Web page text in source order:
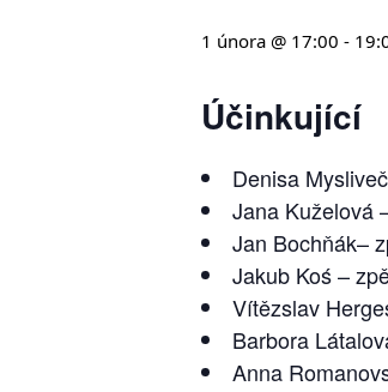
1 února @ 17:00 -
Účinkující
Denisa
Jana Kuželová
Jan Bochňák–⁠⁠⁠⁠⁠⁠
Jakub Koś –⁠⁠⁠⁠⁠⁠
Vítězslav
Barbora
Anna